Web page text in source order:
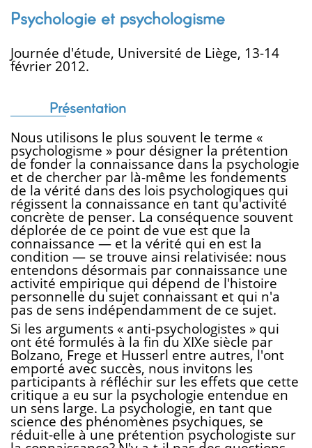
Psychologie et psychologisme
Journée d'étude, Université de Liège, 13-14
février 2012.
Présentation
Nous utilisons le plus souvent le terme «
psychologisme » pour désigner la prétention
de fonder la connaissance dans la psychologie
et de chercher par là-même les fondements
de la vérité dans des lois psychologiques qui
régissent la connaissance en tant qu'activité
concrète de penser. La conséquence souvent
déplorée de ce point de vue est que la
connaissance — et la vérité qui en est la
condition — se trouve ainsi relativisée: nous
entendons désormais par connaissance une
activité empirique qui dépend de l'histoire
personnelle du sujet connaissant et qui n'a
pas de sens indépendamment de ce sujet.
Si les arguments « anti-psychologistes » qui
ont été formulés à la fin du XIXe siècle par
Bolzano, Frege et Husserl entre autres, l'ont
emporté avec succès, nous invitons les
participants à réfléchir sur les effets que cette
critique a eu sur la psychologie entendue en
un sens large. La psychologie, en tant que
science des phénomènes psychiques, se
réduit-elle à une prétention psychologiste sur